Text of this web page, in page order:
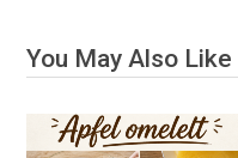
You May Also Like